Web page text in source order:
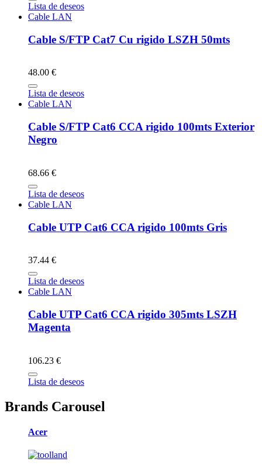
Lista de deseos
Cable LAN
Cable S/FTP Cat7 Cu rigido LSZH 50mts
48.00 €
Lista de deseos
Cable LAN
Cable S/FTP Cat6 CCA rigido 100mts Exterior
Negro
68.66 €
Lista de deseos
Cable LAN
Cable UTP Cat6 CCA rigido 100mts Gris
37.44 €
Lista de deseos
Cable LAN
Cable UTP Cat6 CCA rigido 305mts LSZH
Magenta
106.23 €
Lista de deseos
Brands Carousel
Acer